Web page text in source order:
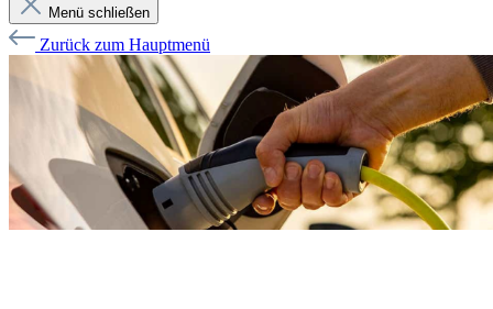
Menü schließen
Zurück zum Hauptmenü